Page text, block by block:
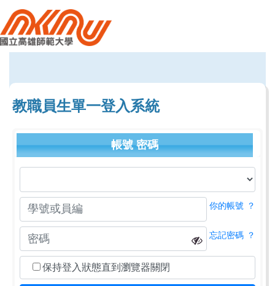
教職員生單一登入系統
帳號 密碼
你的帳號 ？
忘記密碼 ？
保持登入狀態直到瀏覽器關閉